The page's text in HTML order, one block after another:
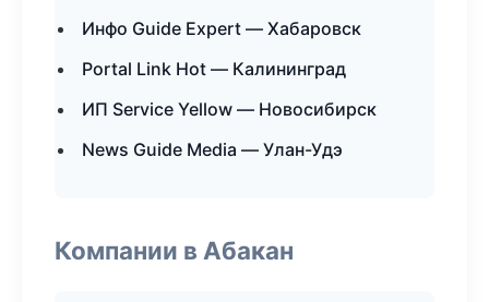
Инфо Guide Expert — Хабаровск
Portal Link Hot — Калининград
ИП Service Yellow — Новосибирск
News Guide Media — Улан-Удэ
Компании в Абакан